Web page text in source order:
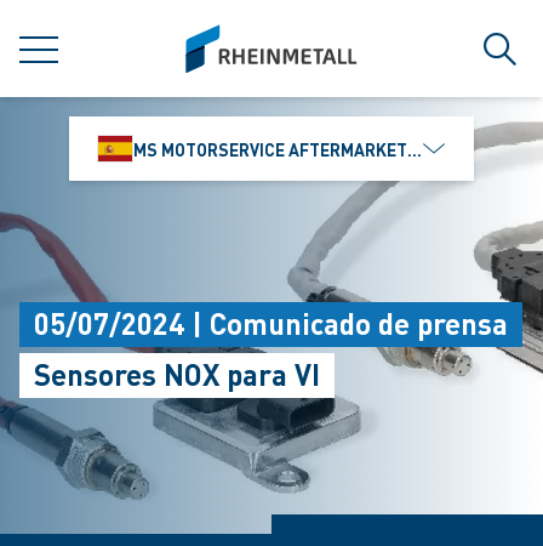
MENÚ
siteLogo
MS MOTORSERVICE AFTERMARKET IBÉRICA, S.L
05/07/2024 | Comunicado de prensa
Sensores NOX para VI